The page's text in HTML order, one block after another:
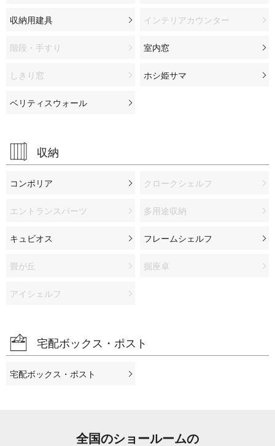
収納用建具 インテリアカウンター
階段・手すり 室内窓
しきり窓 ホシ姫サマ
ベリティスウォール
収納
コンポリア クロークシェルフ
エントランスパーツ 多用途収納
キュビオス フレームシェルフ
畳が丘 掘座卓
アイシェルフ
宅配ボックス・ポスト
宅配ボックス・ポスト
全国のショールームの